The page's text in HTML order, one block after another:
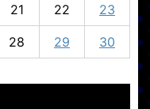
21 22 23
28 29
30